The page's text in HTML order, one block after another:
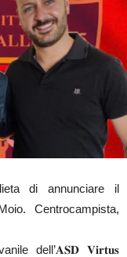
di annunciare il
Centrocampista,
dell’𝐀𝐒𝐃 𝐕𝐢𝐫𝐭𝐮𝐬